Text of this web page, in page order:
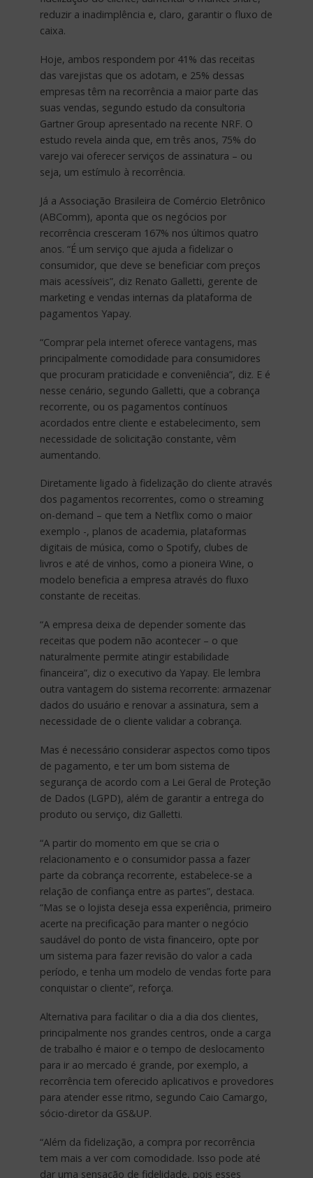
reduzir a inadimplência e, claro, garantir o fluxo de
caixa.
Hoje, ambos respondem por 41% das receitas
das varejistas que os adotam, e 25% dessas
empresas têm na recorrência a maior parte das
suas vendas, segundo estudo da consultoria
Gartner Group apresentado na recente NRF. O
estudo revela ainda que, em três anos, 75% do
varejo vai oferecer serviços de assinatura – ou
seja, um estímulo à recorrência.
Já a Associação Brasileira de Comércio Eletrônico
(ABComm), aponta que os negócios por
recorrência cresceram 167% nos últimos quatro
anos. “É um serviço que ajuda a fidelizar o
consumidor, que deve se beneficiar com preços
mais acessíveis”, diz Renato Galletti, gerente de
marketing e vendas internas da plataforma de
pagamentos Yapay.
“Comprar pela internet oferece vantagens, mas
principalmente comodidade para consumidores
que procuram praticidade e conveniência”, diz. E é
nesse cenário, segundo Galletti, que a cobrança
recorrente, ou os pagamentos contínuos
acordados entre cliente e estabelecimento, sem
necessidade de solicitação constante, vêm
aumentando.
Diretamente ligado à fidelização do cliente através
dos pagamentos recorrentes, como o streaming
on-demand – que tem a Netflix como o maior
exemplo -, planos de academia, plataformas
digitais de música, como o Spotify, clubes de
livros e até de vinhos, como a pioneira Wine, o
modelo beneficia a empresa através do fluxo
constante de receitas.
“A empresa deixa de depender somente das
receitas que podem não acontecer – o que
naturalmente permite atingir estabilidade
financeira”, diz o executivo da Yapay. Ele lembra
outra vantagem do sistema recorrente: armazenar
dados do usuário e renovar a assinatura, sem a
necessidade de o cliente validar a cobrança.
Mas é necessário considerar aspectos como tipos
de pagamento, e ter um bom sistema de
segurança de acordo com a Lei Geral de Proteção
de Dados (LGPD), além de garantir a entrega do
produto ou serviço, diz Galletti.
“A partir do momento em que se cria o
relacionamento e o consumidor passa a fazer
parte da cobrança recorrente, estabelece-se a
relação de confiança entre as partes”, destaca.
“Mas se o lojista deseja essa experiência, primeiro
acerte na precificação para manter o negócio
saudável do ponto de vista financeiro, opte por
um sistema para fazer revisão do valor a cada
período, e tenha um modelo de vendas forte para
conquistar o cliente”, reforça.
Alternativa para facilitar o dia a dia dos clientes,
principalmente nos grandes centros, onde a carga
de trabalho é maior e o tempo de deslocamento
para ir ao mercado é grande, por exemplo, a
recorrência tem oferecido aplicativos e provedores
para atender esse ritmo, segundo Caio Camargo,
sócio-diretor da GS&UP.
“Além da fidelização, a compra por recorrência
tem mais a ver com comodidade. Isso pode até
dar uma sensação de fidelidade, pois esses